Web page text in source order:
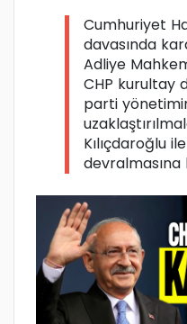
Cumhuriyet
davasında
Adliye
CHP kurultay
parti
Kılıçdaroğlu